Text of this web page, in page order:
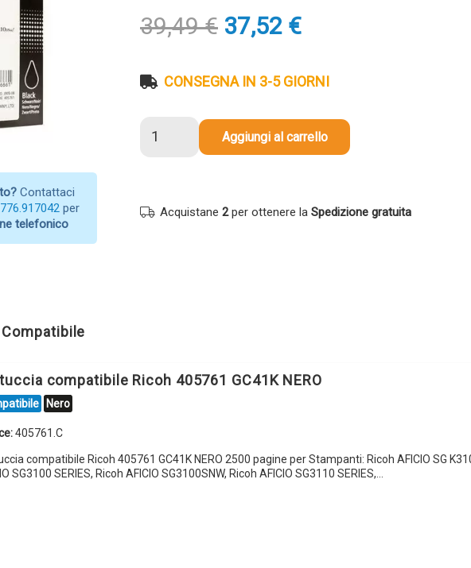
Contattaci
per
telefonico
39,49€ Il
prezzo
era:
37,52 €Il
è:
CONSEGNA IN 3-5 GIORNI
Cartuccia
originale
quantità
Aggiungi al carrello
Acquistane 2per ottenere la Spedizione gratuita
Compatibile
compatibile Ricoh 405761 GC41K NERO
Nero
405761.C
compatibile Ricoh 405761 GC41K NERO 2500 pagine per Stampanti: Ricoh AFICIO SG
SG3100 SERIES, Ricoh AFICIO SG3100SNW, Ricoh AFICIO SG3110 SERIES,…